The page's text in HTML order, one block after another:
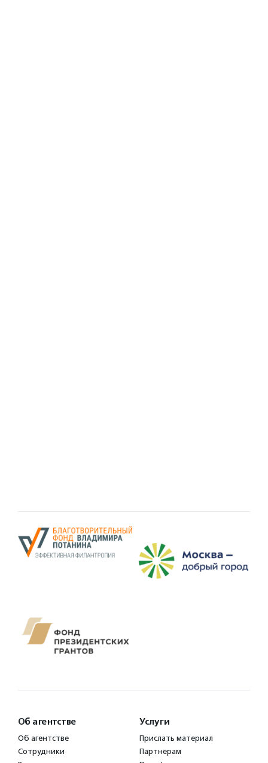
Об агентстве
Об агентстве
Сотрудники
Услуги
Прислать материал
Партнерам